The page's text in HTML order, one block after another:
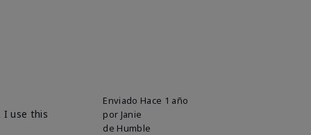
Enviado Hace 1 año
por Janie
de Humble
I use this